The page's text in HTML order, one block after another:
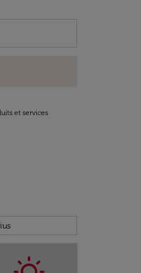
et services
unit option Celsius